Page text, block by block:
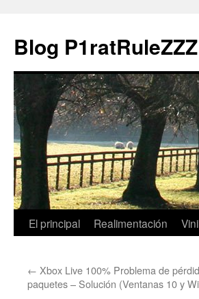
Blog P1ratRuleZZZ
El principal Realimentación
← Xbox Live 100% Problema de
paquetes – Solución (Ventanas 10 y